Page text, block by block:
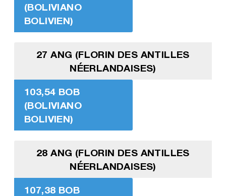
(BOLIVIANO
BOLIVIEN)
27 ANG (FLORIN DES ANTILLES
NÉERLANDAISES)
103,54 BOB
(BOLIVIANO
BOLIVIEN)
28 ANG (FLORIN DES ANTILLES
NÉERLANDAISES)
107,38 BOB